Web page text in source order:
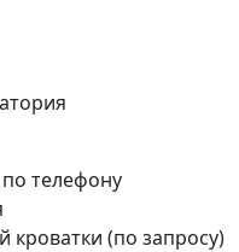
телефону
кроватки (по запросу)